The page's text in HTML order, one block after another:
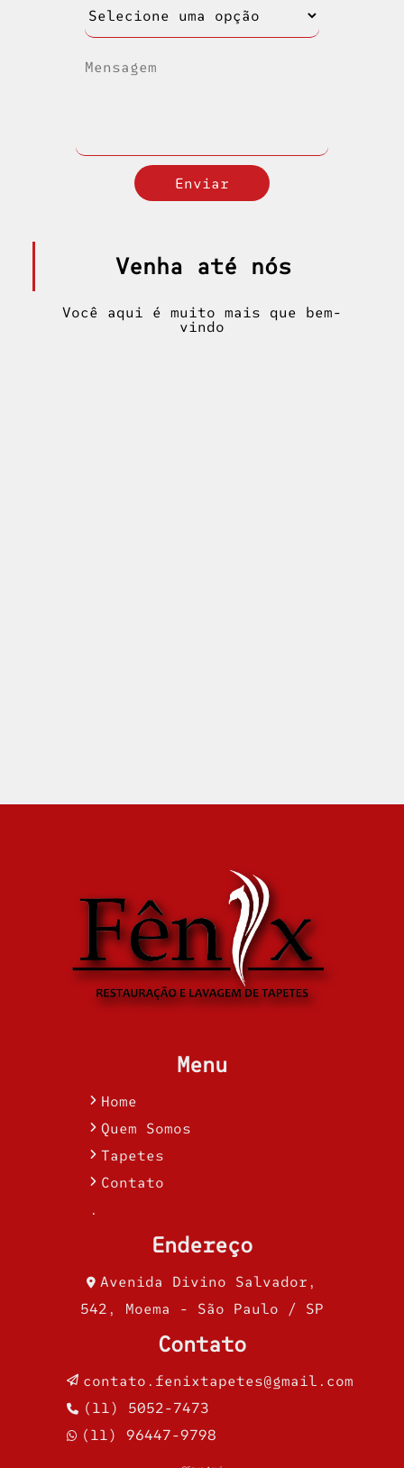
Venha até nós
Você aqui é muito mais que bem-
vindo
Menu
Home
Quem Somos
Tapetes
Contato
.
Endereço
Avenida Divino Salvador,
542, Moema - São Paulo / SP
Contato
contato.fenixtapetes@gmail.com
(11) 5052-7473
(11) 96447-9798